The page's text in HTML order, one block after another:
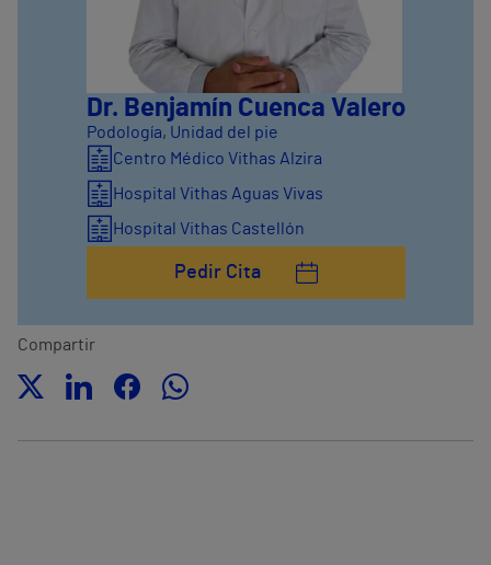
Dr. Benjamín Cuenca Valero
Podología, Unidad del pie
Centro Médico Vithas Alzira
Hospital Vithas Aguas Vivas
Hospital Vithas Castellón
Pedir Cita
Compartir